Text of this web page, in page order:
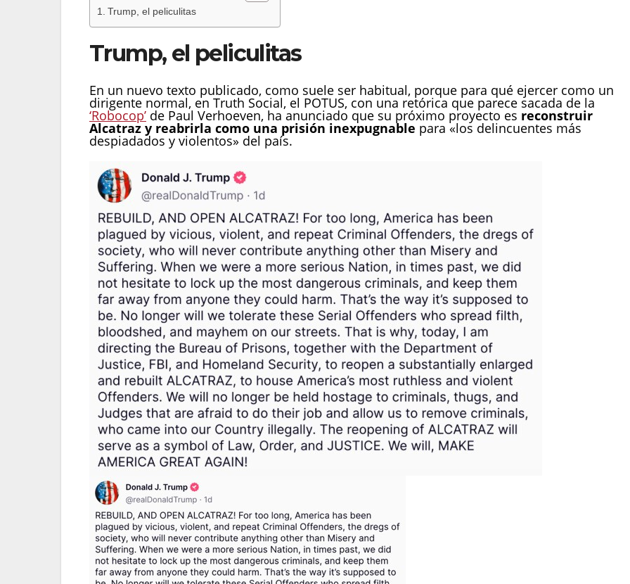
Trump, el peliculitas
Trump, el peliculitas
En un nuevo texto publicado, como suele ser habitual, porque para qué ejercer como un
dirigente normal, en Truth Social, el POTUS, con una retórica que parece sacada de la
‘Robocop’ de Paul Verhoeven, ha anunciado que su próximo proyecto es reconstruir
Alcatraz y reabrirla como una prisión inexpugnable para «los delincuentes más
despiadados y violentos» del país.